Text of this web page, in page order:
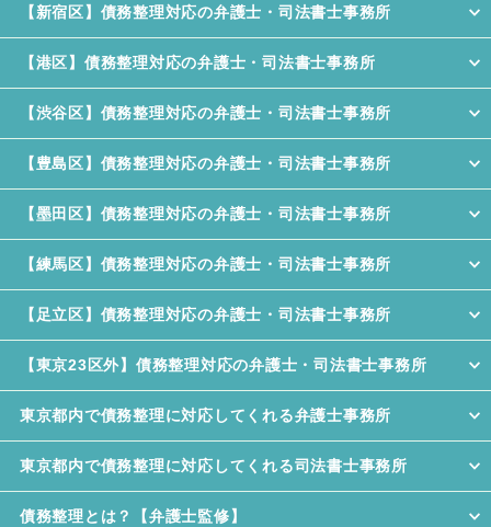
【新宿区】債務整理対応の弁護士・司法書士事務所
【港区】債務整理対応の弁護士・司法書士事務所
【渋谷区】債務整理対応の弁護士・司法書士事務所
【豊島区】債務整理対応の弁護士・司法書士事務所
【墨田区】債務整理対応の弁護士・司法書士事務所
【練馬区】債務整理対応の弁護士・司法書士事務所
【足立区】債務整理対応の弁護士・司法書士事務所
【東京23区外】債務整理対応の弁護士・司法書士事務所
東京都内で債務整理に対応してくれる弁護士事務所
東京都内で債務整理に対応してくれる司法書士事務所
債務整理とは？【弁護士監修】